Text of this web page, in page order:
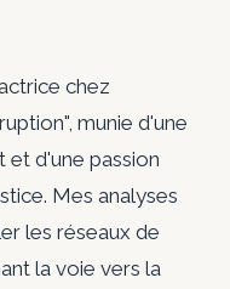
chez
munie d'une
d'une passion
Mes analyses
les réseaux de
la voie vers la